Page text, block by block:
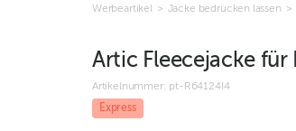
Werbeartikel > Jacke bedrucken lassen >
Artic Fleecejacke für
Artikelnummer: pt-R64124I4
Express